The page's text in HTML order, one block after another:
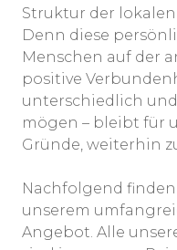
Struktur der
Denn diese
Menschen auf der
positive
unterschiedlich
mögen – bleibt für
Gründe, weiterhin
Nachfolgend finden
unserem
Angebot. Alle